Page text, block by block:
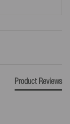
voorwaarden, mits
Product Reviews